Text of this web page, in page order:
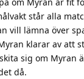
står alla
vill lämna över
klarar av att
sig om Myran
då.